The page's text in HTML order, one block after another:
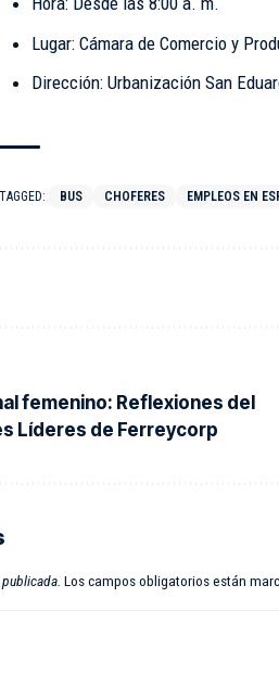
Lugar: Cámara de Comercio y
Dirección: Urbanización San
BUS CHOFERES EMPLEOS EN
femenino: Reflexiones del
Líderes de Ferreycorp
Los campos obligatorios están